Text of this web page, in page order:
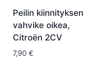
Peilin kiinnityksen
vahvike oikea,
Citroën 2CV
7,90 €